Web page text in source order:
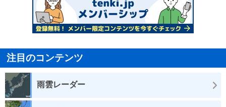
注目のコンテンツ
雨雲レーダー